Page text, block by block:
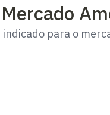
para o